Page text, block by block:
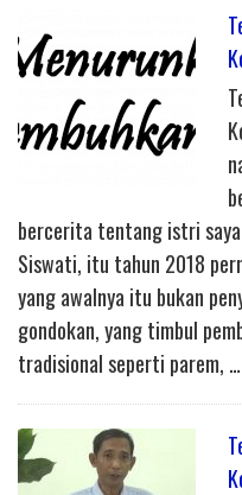
bercerita tentang istri
Siswati, itu tahun 2018
yang awalnya itu bukan
gondokan, yang timbul
tradisional seperti parem, …